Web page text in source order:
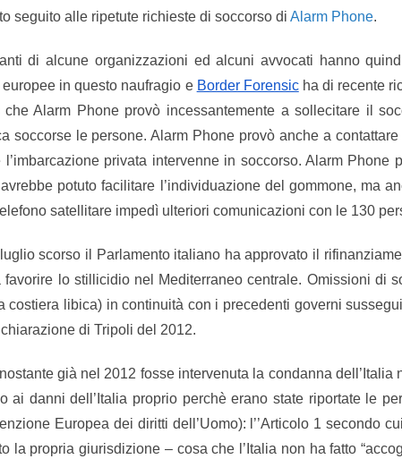
seguito alle ripetute richieste di soccorso di Alarm Phone.
di alcune organizzazioni ed alcuni avvocati hanno
in questo naufragio e Border Forensicha di recente
che Alarm Phone provò incessantemente a sollecitare il
soccorse le persone. Alarm Phone provò anche a
l’imbarcazione privata intervenne in soccorso. Alarm
potuto facilitare l’individuazione del gommone, ma
satellitare impedì ulteriori comunicazioni con le 130
luglio scorso il Parlamento italiano ha approvato il
favorire lo stillicidio nel Mediterraneo centrale. Omissioni di
costiera libica) in continuità con i precedenti governi
di Tripoli del 2012.
già nel 2012 fosse intervenuta la condanna dell’Italia
ai danni dell’Italia proprio perchè erano state riportate le
Europea dei diritti dell’Uomo): l’’Articolo 1 secondo
la propria giurisdizione – cosa che l’Italia non ha fatto